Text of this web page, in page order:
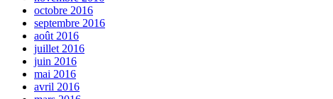
octobre 2016
septembre 2016
août 2016
juillet 2016
juin 2016
mai 2016
avril 2016